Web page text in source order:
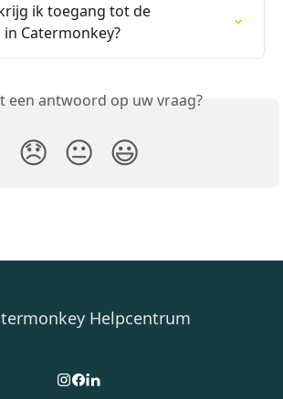
ik toegang tot de
Catermonkey?
een antwoord op uw vraag?
😞 😐 😃